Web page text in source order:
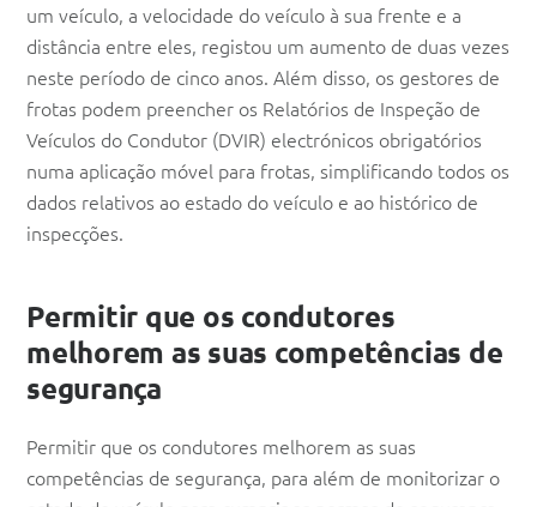
um veículo, a velocidade do veículo à sua frente e a
distância entre eles, registou um aumento de duas vezes
neste período de cinco anos. Além disso, os gestores de
frotas podem preencher os Relatórios de Inspeção de
Veículos do Condutor (DVIR) electrónicos obrigatórios
numa aplicação móvel para frotas, simplificando todos os
dados relativos ao estado do veículo e ao histórico de
inspecções.
Permitir que os condutores
melhorem as suas competências de
segurança
Permitir que os condutores melhorem as suas
competências de segurança, para além de monitorizar o